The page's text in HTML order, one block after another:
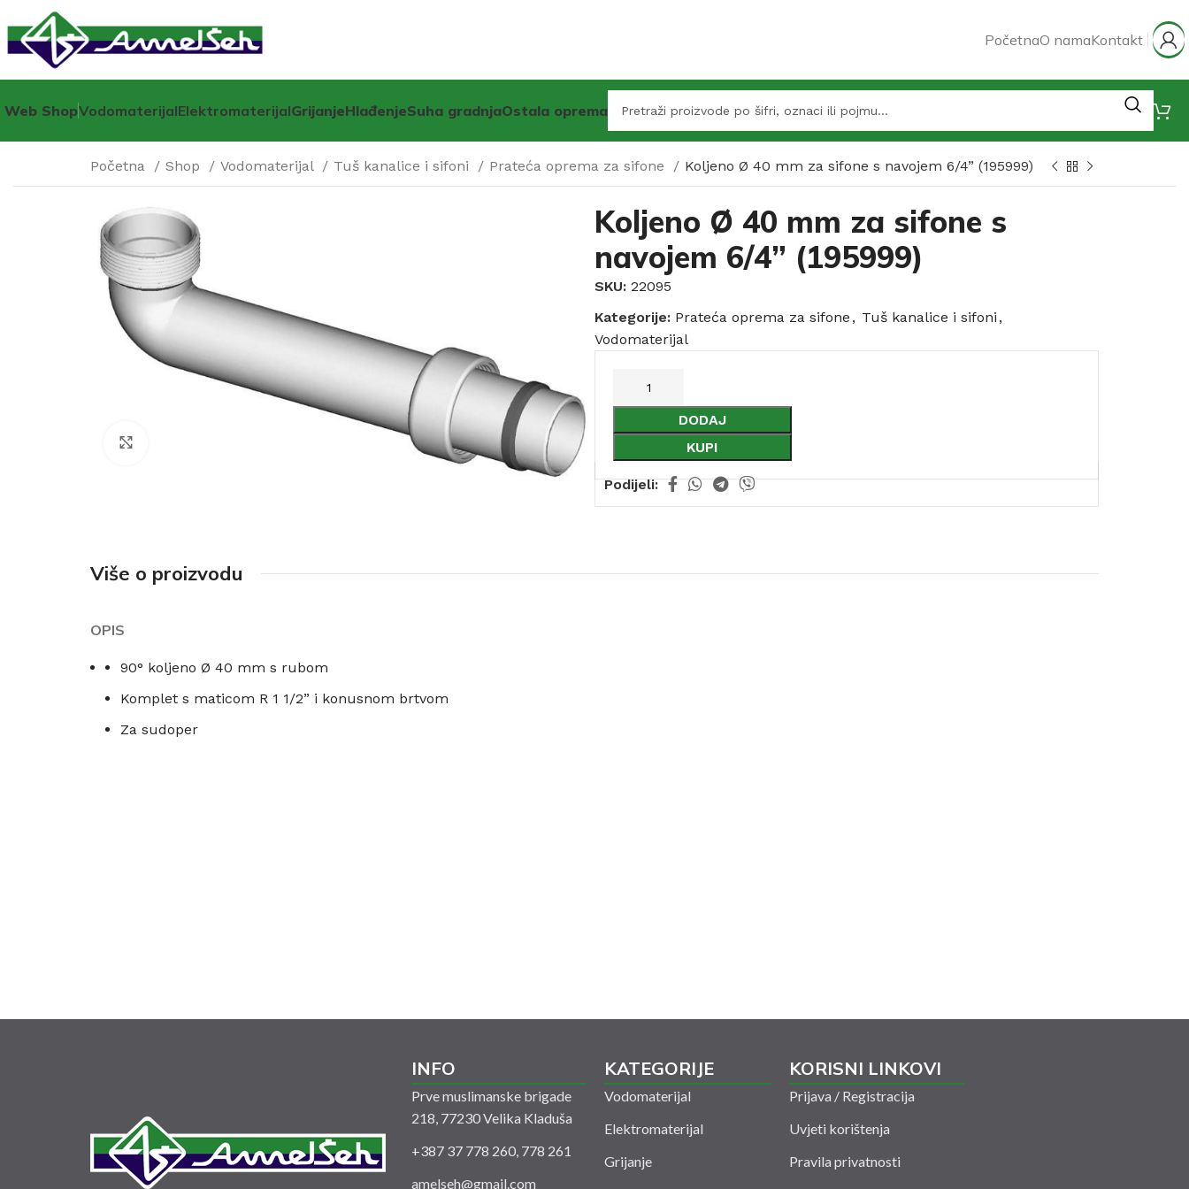
PočetnaO namaKontakt
Web ShopVodomaterijalElektromaterijalGrijanjeHlađenjeSuha gradnjaOstala oprema
Početna Shop Vodomaterijal Tuš kanalice i sifoni Prateća oprema za sifone Koljeno Ø 40 mm za sifone s navojem 6/4” (195999)
Koljeno Ø 40 mm za sifone s
navojem 6/4” (195999)
SKU: 22095
Kategorije: Prateća oprema za sifone , Tuš kanalice i sifoni ,
Vodomaterijal
DODAJ
KUPI
Podijeli:
Više o proizvodu
OPIS
90° koljeno Ø 40 mm s rubom
Komplet s maticom R 1 1/2” i konusnom brtvom
Za sudoper
INFO
Prve muslimanske brigade
218, 77230 Velika Kladuša
+387 37 778 260, 778 261
amelseh@gmail.com
KATEGORIJE
Vodomaterijal
Elektromaterijal
Grijanje
KORISNI LINKOVI
Prijava / Registracija
Uvjeti korištenja
Pravila privatnosti